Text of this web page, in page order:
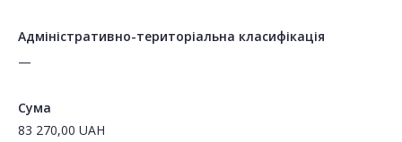
Адміністративно-територіальна класифікація
—
Сума
83 270,00 UAH